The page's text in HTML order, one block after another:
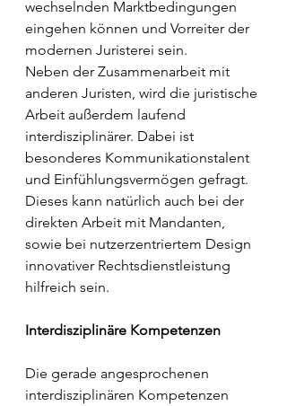
wechselnden Marktbedingungen
eingehen können und Vorreiter der
modernen Juristerei sein.
Neben der Zusammenarbeit mit
anderen Juristen, wird die juristische
Arbeit außerdem laufend
interdisziplinärer. Dabei ist
besonderes Kommunikationstalent
und Einfühlungsvermögen gefragt.
Dieses kann natürlich auch bei der
direkten Arbeit mit Mandanten,
sowie bei nutzerzentriertem Design
innovativer Rechtsdienstleistung
hilfreich sein.
Interdisziplinäre Kompetenzen
Die gerade angesprochenen
interdisziplinären Kompetenzen